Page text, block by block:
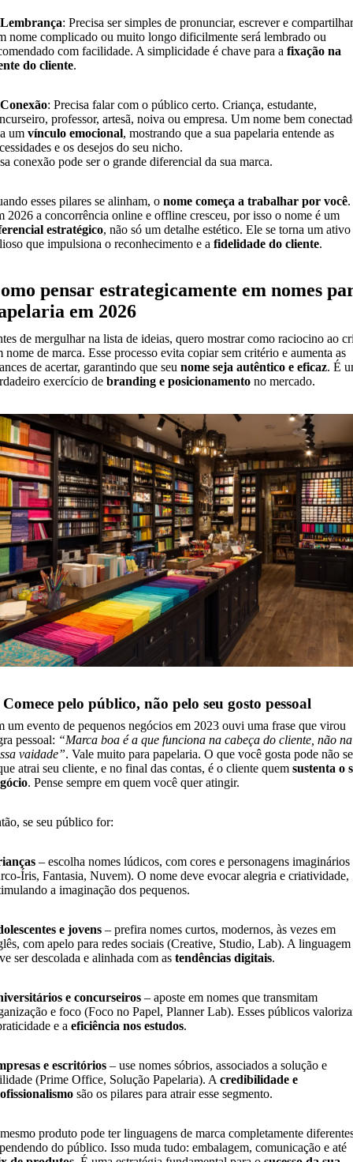
: Precisa ser simples de pronunciar, escrever e
nome complicado ou muito longo dificilmente será lembrado ou
com facilidade. A simplicidade é chave para a fixação na
do cliente.
: Precisa falar com o público certo. Criança, estudante,
professor, artesã, noiva ou empresa. Um nome bem
um vínculo emocional, mostrando que a sua papelaria entende as
e os desejos do seu nicho.
conexão pode ser o grande diferencial da sua marca.
esses pilares se alinham, o nome começa a trabalhar por você.
2026 a concorrência online e offline cresceu, por isso o nome é um
estratégico, não só um detalhe estético. Ele se torna um ativo
que impulsiona o reconhecimento e a fidelidade do cliente.
pensar estrategicamente em nomes
em 2026
de mergulhar na lista de ideias, quero mostrar como raciocino ao
nome de marca. Esse processo evita copiar sem critério e aumenta as
de acertar, garantindo que seu nome seja autêntico e eficaz. É
exercício de branding e posicionamento no mercado.
pelo público, não pelo seu gosto pessoal
um evento de pequenos negócios em 2023 ouvi uma frase que virou
pessoal: “Marca boa é a que funciona na cabeça do cliente, não na
vaidade”. Vale muito para papelaria. O que você gosta pode não
atrai seu cliente, e no final das contas, é o cliente quem sustenta o
. Pense sempre em quem você quer atingir.
se seu público for:
– escolha nomes lúdicos, com cores e personagens imaginários
Íris, Fantasia, Nuvem). O nome deve evocar alegria e criatividade,
a imaginação dos pequenos.
e jovens – prefira nomes curtos, modernos, às vezes em
com apelo para redes sociais (Creative, Studio, Lab). A linguagem
ser descolada e alinhada com as tendências digitais.
e concurseiros – aposte em nomes que transmitam
e foco (Foco no Papel, Planner Lab). Esses públicos
e a eficiência nos estudos.
e escritórios – use nomes sóbrios, associados a solução e
(Prime Office, Solução Papelaria). A credibilidade e
são os pilares para atrair esse segmento.
produto pode ter linguagens de marca completamente
do público. Isso muda tudo: embalagem, comunicação e até